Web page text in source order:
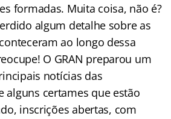
formadas. Muita coisa, não é?
algum detalhe sobre as
ao longo dessa
O GRAN preparou um
notícias das
alguns certames que estão
inscrições abertas, com